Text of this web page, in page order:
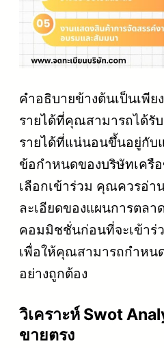
คำอธิบายข้างต้นเป็นเพีย
รายได้ที่คุณสามารถได้รั
รายได้ที่แน่นอนขึ้นอยู่กับ
ข้อกำหนดของบริษัทเครื
เลือกเข้าร่วม คุณควรอ่า
ละเอียดของแผนการตลา
คอมมิชชั่นก่อนที่จะเข้าร่
เพื่อให้คุณสามารถกำหน
อย่างถูกต้อง
วิเคราะห์ Swot
ขายตรง